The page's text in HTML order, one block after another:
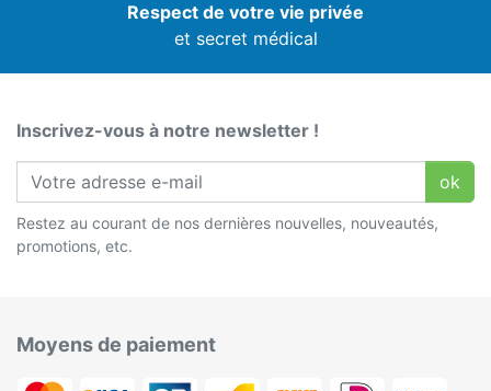
Respect de votre vie privée
et secret médical
Inscrivez-vous à notre newsletter !
ok
Restez au courant de nos dernières nouvelles, nouveautés,
promotions, etc.
Moyens de paiement